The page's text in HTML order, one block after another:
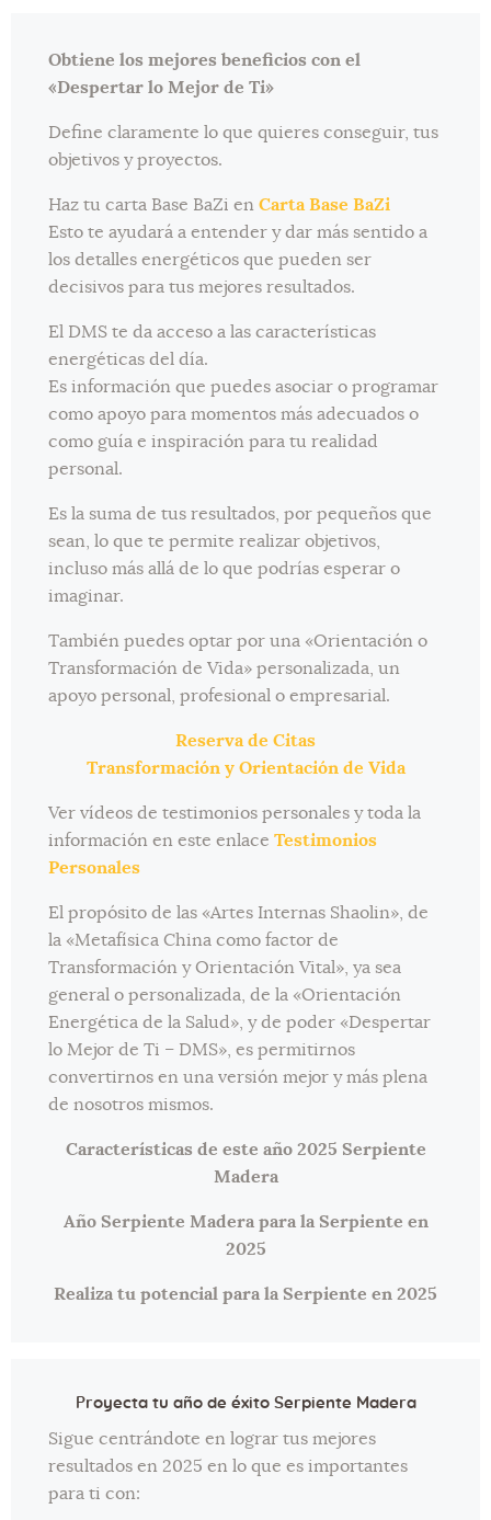
Obtiene los mejores beneficios con el
«Despertar lo Mejor de Ti»
Define claramente lo que quieres conseguir, tus
objetivos y proyectos.
Haz tu carta Base BaZi enCarta Base BaZi
Esto te ayudará a entender y dar más sentido a
los detalles energéticos que pueden ser
decisivos para tus mejores resultados.
El DMS te da acceso a las características
energéticas del día.
Es información que puedes asociar o programar
como apoyo para momentos más adecuados o
como guía e inspiración para tu realidad
personal.
Es la suma de tus resultados, por pequeños que
sean, lo que te permite realizar objetivos,
incluso más allá de lo que podrías esperar o
imaginar.
También puedes optar por una «Orientación o
Transformación de Vida» personalizada, un
apoyo personal, profesional o empresarial.
Reserva de Citas
Transformación y Orientación de Vida
Ver vídeos de testimonios personales y toda la
información en este enlaceTestimonios
Personales
El propósito de las «Artes Internas Shaolin», de
la «Metafísica China como factor de
Transformación y Orientación Vital», ya sea
general o personalizada, de la «Orientación
Energética de la Salud», y de poder «Despertar
lo Mejor de Ti – DMS», es permitirnos
convertirnos en una versión mejor y más plena
de nosotros mismos.
Características de este año 2025 Serpiente
Madera
Año Serpiente Madera para la Serpiente en
2025
Realiza tu potencial para la Serpiente en 2025
Proyecta tu año de éxito Serpiente Madera
Sigue centrándote en lograr tus mejores
resultados en 2025 en lo que es importantes
para ti con: